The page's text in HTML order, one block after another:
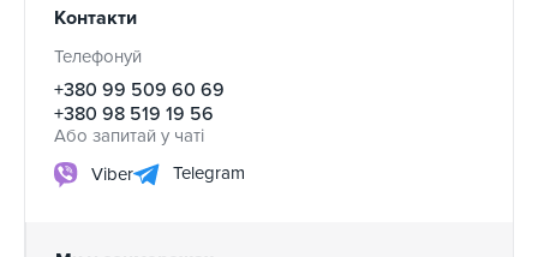
Контакти
Телефонуй
+380 99 509 60 69
+380 98 519 19 56
Або запитай у чаті
Viber
Telegram